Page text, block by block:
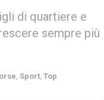
di quartiere e
sempre più
Sport Top